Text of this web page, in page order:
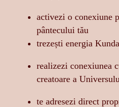
activezi o conexiune
pântecului tău
trezești energia
realizezi conexiunea
creatoare a
te adresezi direct